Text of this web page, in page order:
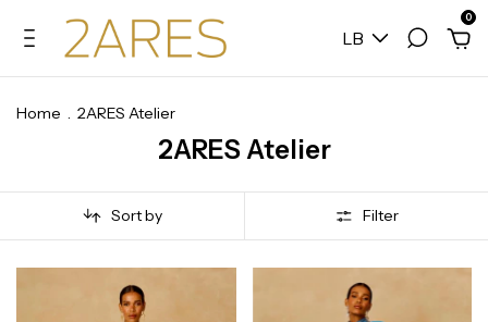
LB
0
Home . 2ARES Atelier
2ARES Atelier
Sort by Filter